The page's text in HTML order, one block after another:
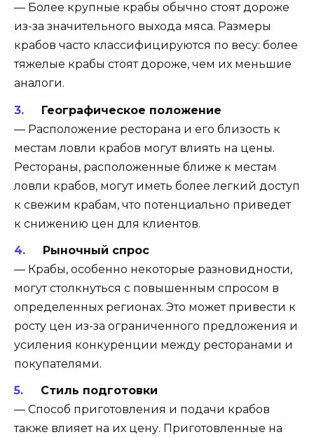
— Более крупные крабы обычно стоят дороже
из-за значительного выхода мяса. Размеры
крабов часто классифицируются по весу: более
тяжелые крабы стоят дороже, чем их меньшие
аналоги.
Географическое положение
— Расположение ресторана и его близость к
местам ловли крабов могут влиять на цены.
Рестораны, расположенные ближе к местам
ловли крабов, могут иметь более легкий доступ
к свежим крабам, что потенциально приведет
к снижению цен для клиентов.
Рыночный спрос
— Крабы, особенно некоторые разновидности,
могут столкнуться с повышенным спросом в
определенных регионах. Это может привести к
росту цен из-за ограниченного предложения и
усиления конкуренции между ресторанами и
покупателями.
Стиль подготовки
— Способ приготовления и подачи крабов
также влияет на их цену. Приготовленные на